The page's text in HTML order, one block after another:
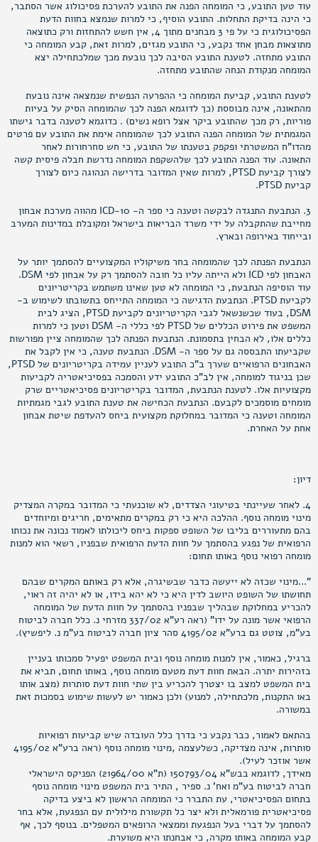
עוד טען התובע, כי המומחה הפנה את התובע להערכת פסיכולוג אשר הסתבר,
כי הינה בדיקת התחלות. התובע הוסיף, כי למרות שנמצא בחוות הדעת
הפסיכולוגית כי על פי 3 מבחנים מתוך 4, אין חשש להתחזות ורק כתוצאה
מתוצאות מבחן אחד נקבע, כי התובע מגזים, למרות זאת, קבע המומחה כי
התובע מתחזה. לטענת התובע הסיבה לכך נובעת מכך שמלכתחילה יצא
המומחה מנקודת הנחה שהתובע מתחזה.
לטענת התובע, קביעת המומחה כי ההפרעה הנפשית שנמצאה אינה נובעת
מהתאונה, אינה מבוססת (כך לדוגמא הפנה לכך שהמומחה הסיק על בעיות
פוריות, רק מכך שהתובע ביקר אצל רופא נשים) . כדוגמא לטענה בדבר גישתו
המגמתית של המומחה הפנה התובע לכך שהמומחה אימת את התובע עם פרטים
מהדו"ח המשטרתי ופקפק בטענתו של התובע, כי חש סחרחורות לאחר
התאונה. עוד הפנה התובע לכך שלהשקפת המומחה נדרשת חבלה פיסית קשה
לצורך קביעת PTSD, למרות שאין המדובר בדרישה הנהוגה כיום לצורך
קביעת PTSD.
3. הנתבעת התנגדה לבקשה וטענה כי ספר ה- ICD-10 מהווה מערכת אבחון
מחייבת שהתקבלה על ידי משרד הבריאות בישראל ומקובלת במדינות המערב
ובייחוד באירופה ובארץ.
הנתבעת הפנתה לכך שהמומחה בחר משיקוליו המקצועיים להסתמך יותר על
האבחון לפי ICD ולא הייתה עליו כל חובה להסתמך רק על אבחון לפי DSM.
עוד הוסיפה הנתבעת, כי המומחה לא טען שאינו משתמש בקריטריונים
לקביעת PTSD. הנתבעת הדגישה כי המומחה התייחס בתשובתו לשימוש ב-
DSM, בעוד שכשנשאל לגבי הקריטריונים לקביעת PTSD, הציג לבית
המשפט את פירוט הכללים של PTSD לפי כללי ה- DSM וטען כי למרות
כללים אלו, לא הבחין בתסמונת. הנתבעת הפנתה לכך שהמומחה ציין מפורשות
שקביעתו התבססה גם על ספר ה- DSM. הנתבעת טענה, כי אין לקבל את
האבחונים הרפואיים שערך ב"כ התובע לעניין עמידה בקריטריונים של PTSD,
שכן בניגוד למומחה, אין לב"כ התובע ידע והסמכה בפסיכיאטריה לקביעות
מקצועיות אלו. לטענת הנתבעת, המדובר בקריטריונים פסיכיאטריים שרק
מומחים מוסמכים לקבעם. הנתבעת הכחישה את טענת התובע לגבי מגמתיות
המומחה וטענה כי המדובר במחלוקת מקצועית ביחס להעדפת שיטת אבחון
אחת על האחרת.
דיון:
4. לאחר שעיינתי בטיעוני הצדדים, לא שוכנעתי כי המדובר במקרה המצדיק
מינוי מומחה נוסף. ההלכה היא כי רק במקרים מתאימים, חריגים ומיוחדים
בהם מתעוררים בליבו של השופט ספקות ביחס ליכולתו לאמוד נכונה את נכותו
הרפואית של נפגע בהסתמך על חוות הדעת הרפואית שבפניו, רשאי הוא למנות
מומחה רפואי נוסף באותו תחום:
"...מינוי שכזה לא ייעשה כדבר שבשיגרה, אלא רק באותם המקרים שבהם
תחושתו של השופט היושב לדין היא כי לא יהא בידו, או לא יהיה זה ראוי,
להכריע במחלוקת שבהליך שבפניו בהסתמך על חוות הדעת של המומחה
הרפואי אשר מונה על ידו" (ראה רע"א 337/02 מזרחי נ. כלל חברה לביטוח
בע"מ, צוטט גם ברע"א 4195/02 סהר ציון חברה לביטוח בע"מ נ. ליפשיץ).
ברגיל, כאמור, אין למנות מומחה נוסף ובית המשפט יפעיל סמכותו בעניין
בזהירות יתרה. הבאת חוות דעת מטעם מומחה נוסף, באותו תחום, תביא את
בית המשפט למצב בו יצטרך להכריע בין שתי חוות דעת סותרות (מצב אותו
באו התקנות, מלכתחילה, למנוע) ולכן כאמור יש לעשות שימוש בסמכות זאת
במשורה.
בהתאם לאמור, כבר נקבע כי בדרך כלל העובדה שיש קביעות רפואיות
סותרות, אינה מצדיקה, כשלעצמה ,מינוי מומחה נוסף (ראה ברע"א 4195/02
אשר אוזכר לעיל).
מאידך, לדוגמא בבש"א 150793/04 (ת"א 21964/00) הפניקס הישראלי
חברה לביטוח בע"מ ואח' נ. ספיר , התיר בית המשפט מינוי מומחה נוסף
בתחום הפסיכיאטרי, עת התברר כי המומחה הראשון לא ביצע בדיקה
פסיכיאטרית פורמאלית ולא יצר כל תקשורת מילולית עם הנפגעת, אלא בחר
להסתמך על דברי בעל הנפגעת וממצאי הרופאים המטפלים. בנוסף לכך, אף
קבע המומחה באותו מקרה, כי אבחנתו היא משוערת.